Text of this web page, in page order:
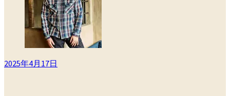
2025年4月17日